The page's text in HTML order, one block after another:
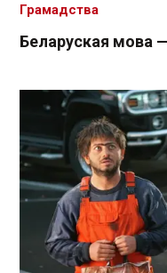
Беларуская мова
Грамадства